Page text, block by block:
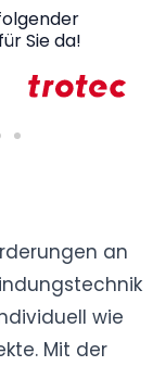
Sie da!
an
wie
Mit der